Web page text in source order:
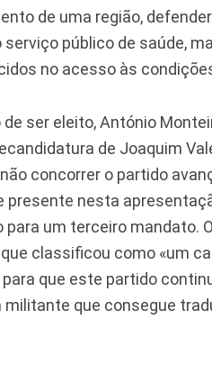
de uma região,
público de saúde,
no acesso às
ser eleito, António
de Joaquim
concorrer o partido
presente nesta
um terceiro mandato.
classificou como «um
que este partido
que consegue